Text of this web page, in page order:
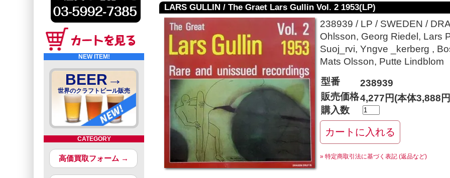
NEW ITEM!
BEER→
世界のクラフトビール販売
CATEGORY
高価買取フォーム →
LARS GULLIN / The Graet Lars Gullin Vol. 2 1953(LP)
238939 / LP / SWEDEN /
Ohlsson, Georg Riedel, Lars
Suoj_rvi, Yngve _kerberg ,
Mats Olsson, Putte Lindblom
型番
238939
販売価格4,277円(本体3,888
購入数
» 特定商取引法に基づく表記 (返品など)